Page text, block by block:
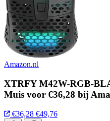
Amazon.nl
XTRFY M42W-RGB-
Muis voor €36,28 bij
€36,28 €49,76